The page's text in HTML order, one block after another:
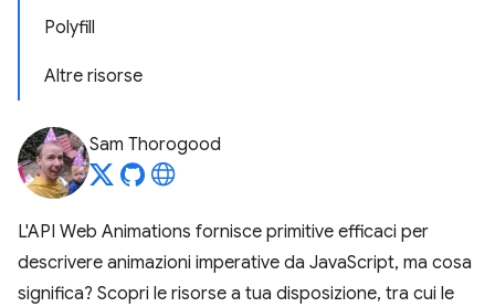
Polyfill
Altre risorse
Sam Thorogood
L'API Web Animations fornisce primitive efficaci per
descrivere animazioni imperative da JavaScript, ma cosa
significa? Scopri le risorse a tua disposizione, tra cui le